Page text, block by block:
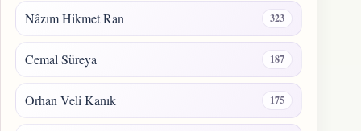
Nâzım Hikmet Ran 323
Cemal Süreya 187
Orhan Veli Kanık 175